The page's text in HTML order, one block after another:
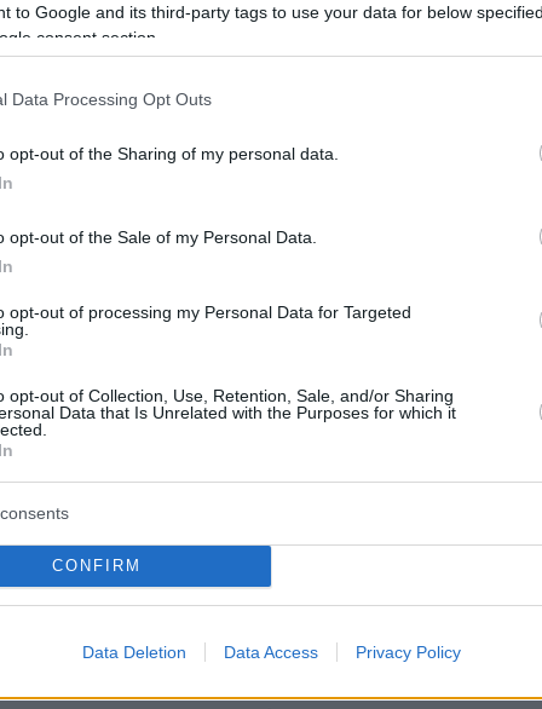
to Google and its third-party tags to use your data for below
consent section.
Data Processing Opt Outs
opt-out of the Sharing of my personal data.
opt-out of the Sale of my Personal Data.
opt-out of processing my Personal Data for Targeted
opt-out of Collection, Use, Retention, Sale, and/or Sharing
Data that Is Unrelated with the Purposes for which it
CONFIRM
Data Deletion Data Access Privacy Policy
ενεργειών
να στείλουμε μια επιστολή προς την ηγεσία
Υγείας με την οποία ζητούσαμε την
προκειμένου να δοθεί εντολή για να
νοσοκομεία και άλλες δομές υγείας
να συνεργασθούν με την υπηρεσία Silver
τους κοινωνικούς συναγερμούς που
σε κάθε εξαφάνιση, με αποτέλεσμα να
ζωή τους άνθρωποι μέσα σε νοσοκομεία την
τους αναζητούν με κοινωνικό
ακόμη και να ενταφιάζονται ως αγνώστων